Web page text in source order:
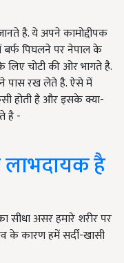
है. ये अपने कामोद्दीपक
पिघलने पर नेपाल के
लिए चोटी की ओर भागते है.
पास रख लेते है. ऐसे में
होती है और इसके क्या-
है -
है
सीधा असर हमारे शरीर पर
के कारण हमें सर्दी-खासी